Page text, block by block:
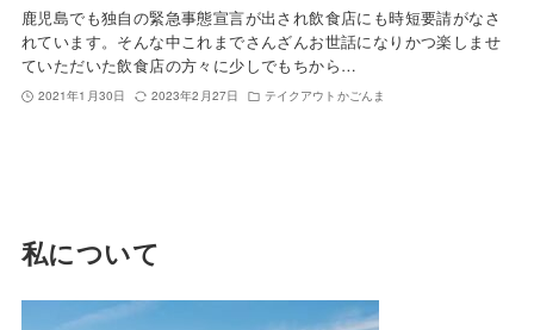
鹿児島でも独自の緊急事態宣言が出され飲食店にも時短要請がなさ
れています。そんな中これまでさんざんお世話になりかつ楽しませ
ていただいた飲食店の方々に少しでもちから…
2021年1月30日 2023年2月27日 テイクアウトかごんま
私について